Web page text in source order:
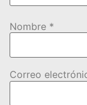
Nombre *
Correo